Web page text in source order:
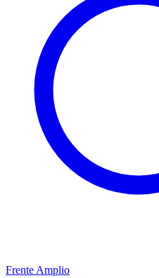
Frente Amplio